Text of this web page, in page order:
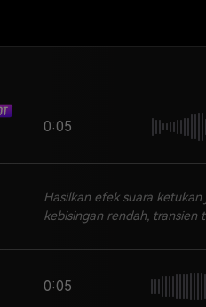
0:05
Hasilkan efek suara
kebisingan rendah, transien
0:05